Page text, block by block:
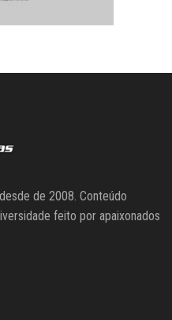
de 2008. Conteúdo
feito por apaixonados